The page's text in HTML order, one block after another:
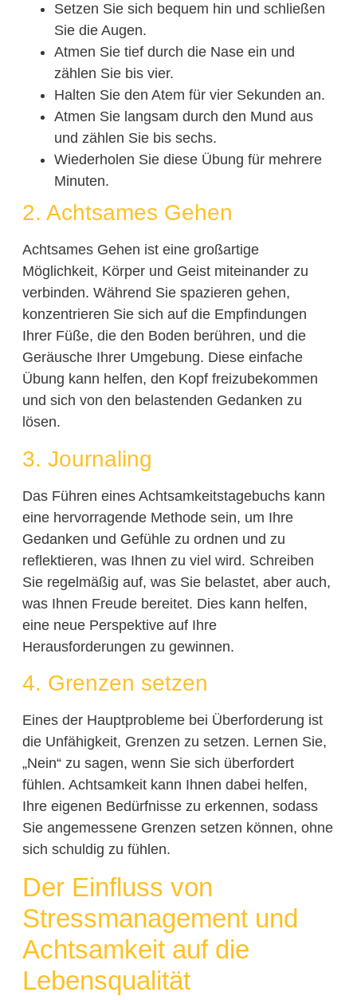
Setzen Sie sich bequem hin und schließen
Sie die Augen.
Atmen Sie tief durch die Nase ein und
zählen Sie bis vier.
Halten Sie den Atem für vier Sekunden an.
Atmen Sie langsam durch den Mund aus
und zählen Sie bis sechs.
Wiederholen Sie diese Übung für mehrere
Minuten.
2. Achtsames Gehen
Achtsames Gehen ist eine großartige
Möglichkeit, Körper und Geist miteinander zu
verbinden. Während Sie spazieren gehen,
konzentrieren Sie sich auf die Empfindungen
Ihrer Füße, die den Boden berühren, und die
Geräusche Ihrer Umgebung. Diese einfache
Übung kann helfen, den Kopf freizubekommen
und sich von den belastenden Gedanken zu
lösen.
3. Journaling
Das Führen eines Achtsamkeitstagebuchs kann
eine hervorragende Methode sein, um Ihre
Gedanken und Gefühle zu ordnen und zu
reflektieren, was Ihnen zu viel wird. Schreiben
Sie regelmäßig auf, was Sie belastet, aber auch,
was Ihnen Freude bereitet. Dies kann helfen,
eine neue Perspektive auf Ihre
Herausforderungen zu gewinnen.
4. Grenzen setzen
Eines der Hauptprobleme bei Überforderung ist
die Unfähigkeit, Grenzen zu setzen. Lernen Sie,
„Nein“ zu sagen, wenn Sie sich überfordert
fühlen. Achtsamkeit kann Ihnen dabei helfen,
Ihre eigenen Bedürfnisse zu erkennen, sodass
Sie angemessene Grenzen setzen können, ohne
sich schuldig zu fühlen.
Der Einfluss von
Stressmanagement und
Achtsamkeit auf die
Lebensqualität